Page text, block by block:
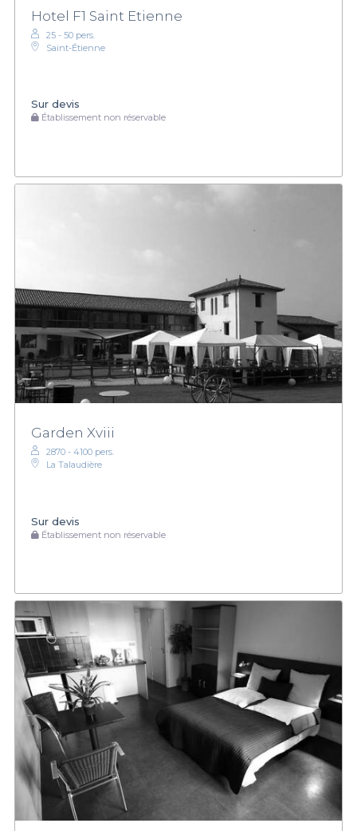
Hotel F1 Saint Etienne
25 - 50 pers.
Saint-Étienne
Sur devis
Établissement non réservable
Garden Xviii
2870 - 4100 pers.
La Talaudière
Sur devis
Établissement non réservable